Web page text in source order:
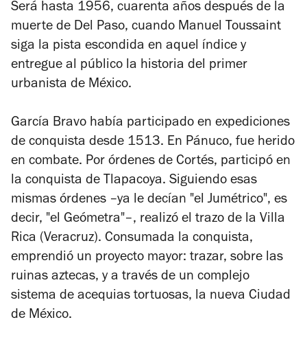
Será hasta 1956, cuarenta años después de la
muerte de Del Paso, cuando Manuel Toussaint
siga la pista escondida en aquel índice y
entregue al público la historia del primer
urbanista de México.
García Bravo había participado en expediciones
de conquista desde 1513. En Pánuco, fue herido
en combate. Por órdenes de Cortés, participó en
la conquista de Tlapacoya. Siguiendo esas
mismas órdenes –ya le decían "el Jumétrico", es
decir, "el Geómetra"–, realizó el trazo de la Villa
Rica (Veracruz). Consumada la conquista,
emprendió un proyecto mayor: trazar, sobre las
ruinas aztecas, y a través de un complejo
sistema de acequias tortuosas, la nueva Ciudad
de México.